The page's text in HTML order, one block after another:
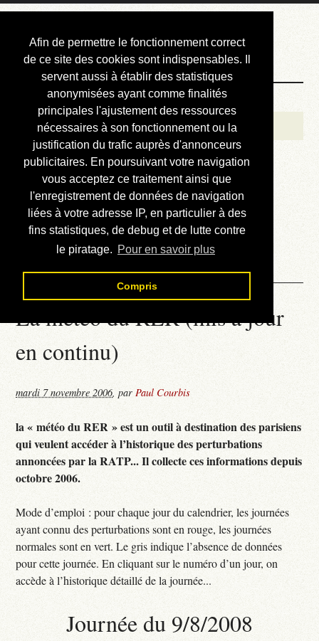
Afin de permettre le fonctionnement correct
de ce site des cookies sont indispensables. Il
servent aussi à établir des statistiques
anonymisées ayant comme finalités
principales l'ajustement des ressources
nécessaires à son fonctionnement ou la
justification du trafic auprès d'annonceurs
publicitaires. En poursuivant votre navigation
vous acceptez ce traitement ainsi que
l'enregistrement de données de navigation
liées à votre adresse IP, en particulier à des
fins statistiques, de debug et de lutte contre
le piratage. Pour en savoir plus
Compris
Courbis, « LE »
Blog Officiel
Bienvenue
Réalisations
Divers (et d’été)
Annonces
Liens externes
Téléchargement
Contact
La météo du RER (mis à jour
en continu)
mardi 7 novembre 2006,parPaul Courbis
la « météo du RER » est un outil à destination des parisiens
qui veulent accéder à l’historique des perturbations
annoncées par la RATP... Il collecte ces informations depuis
octobre 2006.
Mode d’emploi : pour chaque jour du calendrier, les journées
ayant connu des perturbations sont en rouge, les journées
normales sont en vert. Le gris indique l’absence de données
pour cette journée. En cliquant sur le numéro d’un jour, on
accède à l’historique détaillé de la journée...
Journée du 9/8/2008